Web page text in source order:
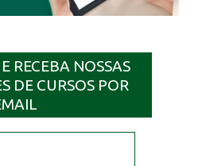
RECEBA NOSSAS
DE CURSOS POR